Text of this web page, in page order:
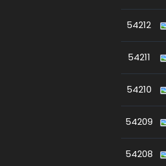
54212
54211
54210
54209
54208